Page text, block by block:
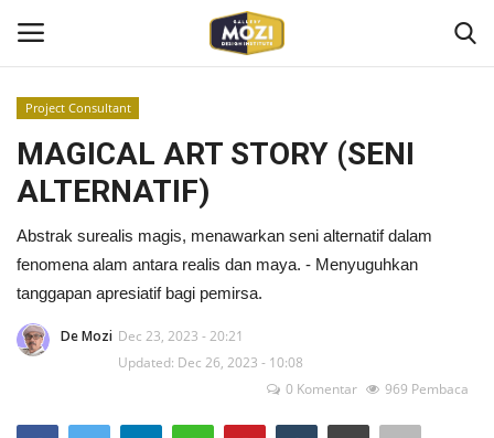
Home
Mozi Design Institute
Mozi For Corporate
Gallery Shop
Project Consultant
MAGICAL ART STORY (SENI
ALTERNATIF)
Abstrak surealis magis, menawarkan seni alternatif dalam
fenomena alam antara realis dan maya. - Menyuguhkan
tanggapan apresiatif bagi pemirsa.
De Mozi Dec 23, 2023 - 20:21
Updated: Dec 26, 2023 - 10:08
0 Komentar
969 Pembaca